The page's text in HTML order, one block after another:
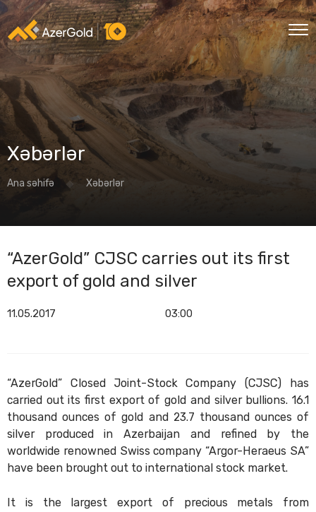
Xəbərlər
Ana səhifə Xəbərlər
“AzerGold” CJSC carries out its first
export of gold and silver
11.05.2017 03:00
“AzerGold” Closed Joint-Stock Company (CJSC) has
carried out its first export of gold and silver bullions. 16.1
thousand ounces of gold and 23.7 thousand ounces of
silver produced in Azerbaijan and refined by the
worldwide renowned Swiss company “Argor-Heraeus SA”
have been brought out to international stock market.
It is the largest export of precious metals from